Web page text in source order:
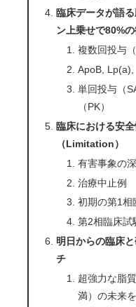
臨床データが語
ン上乗せで80%
複数回投与
ApoB, Lp(a),
単回投与（
（PK）
臨床における安
（Limitation）
有害事象の
治療中止例
初期の第1相
第2相臨床試
明日からの臨床
チ
超強力な脂
満）の未来